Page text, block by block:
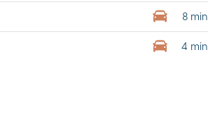
8 min
4 min